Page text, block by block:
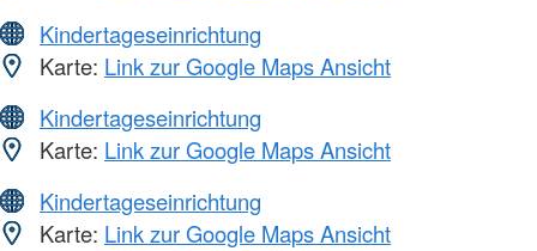
Kindertageseinrichtung
Karte: Link zur Google Maps Ansicht
Kindertageseinrichtung
Karte: Link zur Google Maps Ansicht
Kindertageseinrichtung
Karte: Link zur Google Maps Ansicht